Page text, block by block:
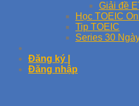
Giải đề
Học TOEIC
Tip TOEIC
Series 30
Đăng ký |
Đăng nhập